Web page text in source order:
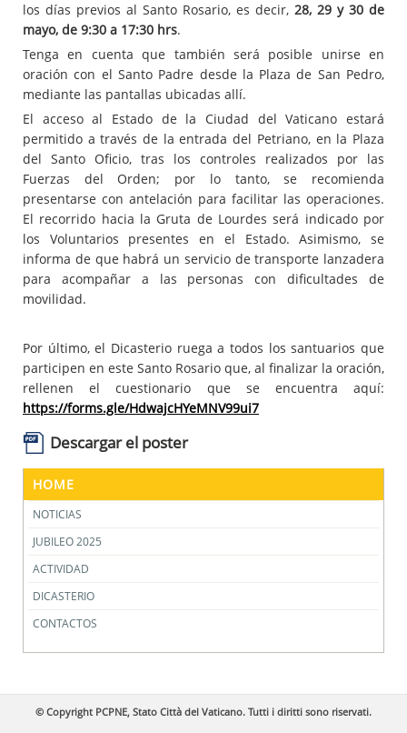
los días previos al Santo Rosario, es decir, 28, 29 y 30 de
mayo, de 9:30 a 17:30 hrs.
Tenga en cuenta que también será posible unirse en
oración con el Santo Padre desde la Plaza de San Pedro,
mediante las pantallas ubicadas allí.
El acceso al Estado de la Ciudad del Vaticano estará
permitido a través de la entrada del Petriano, en la Plaza
del Santo Oficio, tras los controles realizados por las
Fuerzas del Orden; por lo tanto, se recomienda
presentarse con antelación para facilitar las operaciones.
El recorrido hacia la Gruta de Lourdes será indicado por
los Voluntarios presentes en el Estado. Asimismo, se
informa de que habrá un servicio de transporte lanzadera
para acompañar a las personas con dificultades de
movilidad.
Por último, el Dicasterio ruega a todos los santuarios que
participen en este Santo Rosario que, al finalizar la oración,
rellenen el cuestionario que se encuentra aquí:
https://forms.gle/HdwajcHYeMNV99ui7
Descargar el poster
HOME
NOTICIAS
JUBILEO 2025
ACTIVIDAD
DICASTERIO
CONTACTOS
© Copyright PCPNE, Stato Città del Vaticano. Tutti i diritti sono riservati.